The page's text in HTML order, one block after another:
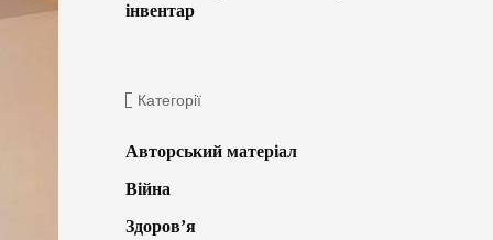
інвентар
Категорії
Авторський матеріал
Війна
Здоров’я